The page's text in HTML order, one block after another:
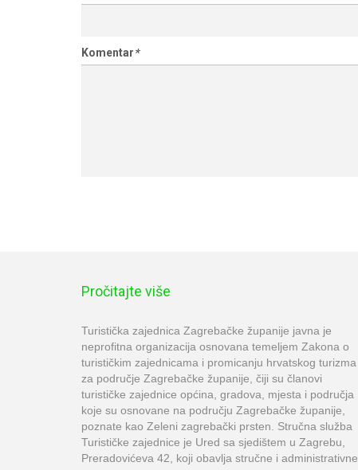
Komentar*
Pročitajte više
Turistička zajednica Zagrebačke županije javna je
neprofitna organizacija osnovana temeljem Zakona o
turističkim zajednicama i promicanju hrvatskog turizma
za područje Zagrebačke županije, čiji su članovi
turističke zajednice općina, gradova, mjesta i područja
koje su osnovane na području Zagrebačke županije,
poznate kao Zeleni zagrebački prsten. Stručna služba
Turističke zajednice je Ured sa sjedištem u Zagrebu,
Preradovićeva 42, koji obavlja stručne i administrativne